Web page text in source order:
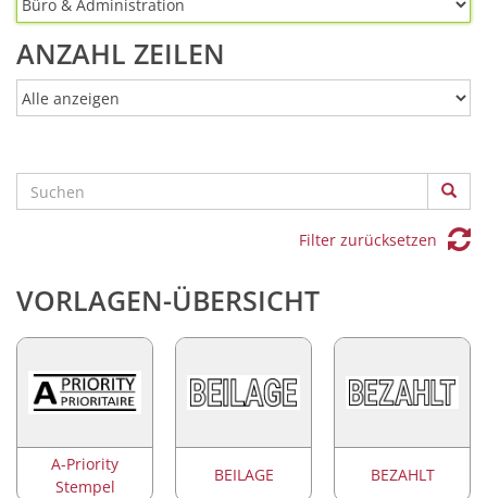
ANZAHL ZEILEN
Filter zurücksetzen
VORLAGEN-ÜBERSICHT
A-Priority
Stempel
BEILAGE BEZAHLT